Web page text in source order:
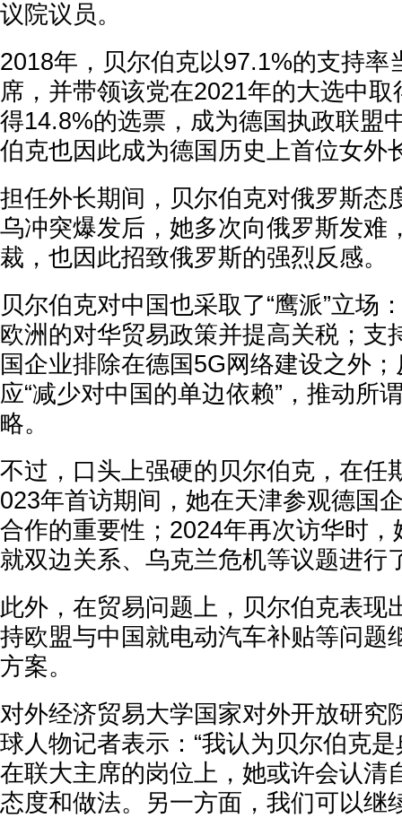
议院议员。
2018年，贝尔伯克以97.1%的支持率
席，并带领该党在2021年的大选中
得14.8%的选票，成为德国执政联盟
伯克也因此成为德国历史上首位女外
担任外长期间，贝尔伯克对俄罗斯态
乌冲突爆发后，她多次向俄罗斯发难
裁，也因此招致俄罗斯的强烈反感。
贝尔伯克对中国也采取了“鹰派”立场
欧洲的对华贸易政策并提高关税；支
国企业排除在德国5G网络建设之外
应“减少对中国的单边依赖”，推动所
略。
不过，口头上强硬的贝尔伯克，在任
023年首访期间，她在天津参观德国
合作的重要性；2024年再次访华时
就双边关系、乌克兰危机等议题进行
此外，在贸易问题上，贝尔伯克表现
持欧盟与中国就电动汽车补贴等问题
方案。
对外经济贸易大学国家对外开放研究
球人物记者表示：“我认为贝尔伯克
在联大主席的岗位上，她或许会认清
态度和做法。另一方面，我们可以继